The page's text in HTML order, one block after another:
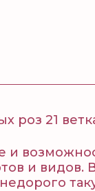
роз 21
и
и видов.